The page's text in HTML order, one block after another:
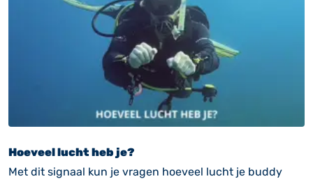
Hoeveel lucht heb je?
Met dit signaal kun je vragen hoeveel lucht je buddy